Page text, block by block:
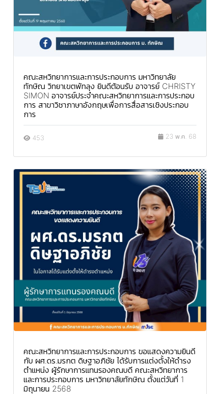
คณะสหวิทยาการและการประกอบการ มหาวิทยาลัย
ทักษิณ วิทยาเขตพัทลุง ยินดีต้อนรับ อาจารย์ CHRISTY
SIMON อาจารย์ประจำคณะสหวิทยาการและการประกอบ
การ สาขาวิชาภาษาอังกฤษเพื่อการสื่อสารเชิงประกอบ
การ
453 23 พ.ค. 68
คณะสหวิทยาการและการประกอบการ ขอแสดงความยินดี
กับ ผศ.ดร.มรกต ดิษฐาอภิชัย ได้รับการแต่งตั้งให้ดำรง
ตำแหน่ง ผู้รักษาการแทนรองคณบดี คณะสหวิทยาการ
และการประกอบการ มหาวิทยาลัยทักษิณ ตั้งแต่วันที่ 1
มิถุนายน 2568